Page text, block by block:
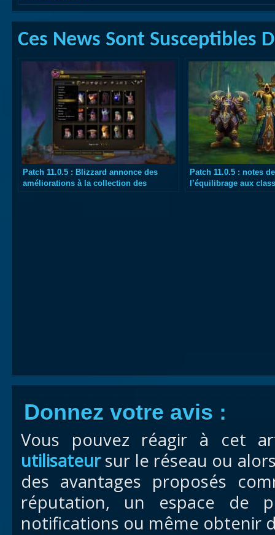
Ces News Sont Susceptibles
Patch 11.0.5 : Blizzard annonce des
améliorations à la collection des
Patch 11.0.5 : notes
l’équilibrage aux
Donnez votre avis :
Vous pouvez réagir à cet
utilisateursur le réseau ou
des avantages proposés
réputation, un espace de
notifications ou même obtenir